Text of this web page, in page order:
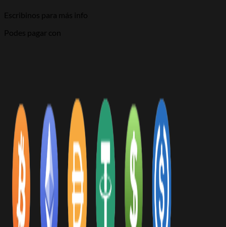
Escribinos para más info
Podes pagar con